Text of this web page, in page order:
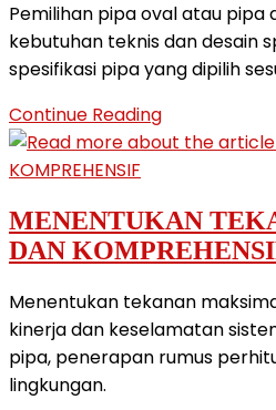
Pemilihan pipa oval atau
kebutuhan teknis dan desain
spesifikasi pipa yang dipilih
Continue ReadingTERNYATA
GAK
BIDANG
KONSTRUKSI
INI
FAKTA
KEGUNAAN
MENENTUKAN
DAN
Menentukan tekanan
kinerja dan keselamatan
pipa, penerapan rumus
lingkungan.